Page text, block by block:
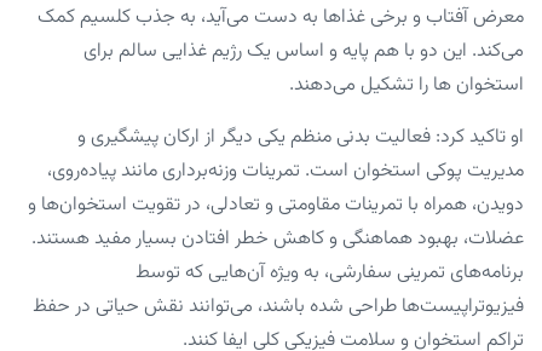
معرض آفتاب و برخی غذاها به دست می‌آید، به جذب کلسیم کمک
می‌کند. این دو با هم پایه و اساس یک رژیم غذایی سالم برای
استخوان ها را تشکیل می‌دهند.
او تاکید کرد: فعالیت بدنی منظم یکی دیگر از ارکان پیشگیری و
مدیریت پوکی استخوان است. تمرینات وزنه‌برداری مانند پیاده‌روی،
دویدن، همراه با تمرینات مقاومتی و تعادلی، در تقویت استخوان‌ها و
عضلات، بهبود هماهنگی و کاهش خطر افتادن بسیار مفید هستند.
برنامه‌های تمرینی سفارشی، به ویژه آن‌هایی که توسط
فیزیوتراپیست‌ها طراحی شده باشند، می‌توانند نقش حیاتی در حفظ
تراکم استخوان و سلامت فیزیکی کلی ایفا کنند.